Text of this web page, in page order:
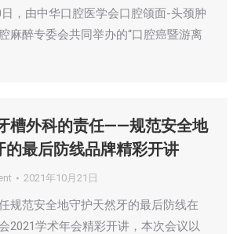
，由中华口腔医学会口腔颌面-头颈肿
麻醉专委会共同举办的“口腔癌暨游离
槽外科的责任——规范安全地
的最后防线品牌精彩开讲
2021年10月21日
规范安全地守护天然牙的最后防线在
2021学术年会精彩开讲，本次会议以